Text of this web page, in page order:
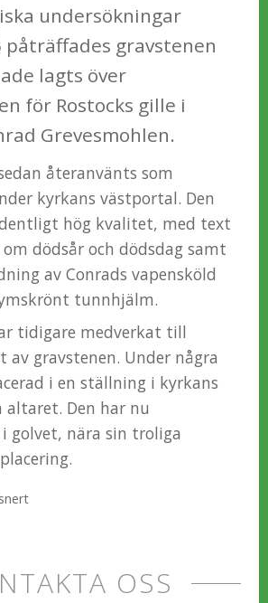
undersökningar
påträffades gravstenen
lagts över
för Rostocks gille i
Grevesmohlen.
återanvänts som
kyrkans västportal. Den
hög kvalitet, med text
dödsår och dödsdag samt
av Conrads vapensköld
tunnhjälm.
tidigare medverkat till
av gravstenen. Under några
i en ställning i kyrkans
altaret. Den har nu
golvet, nära sin troliga
OSS